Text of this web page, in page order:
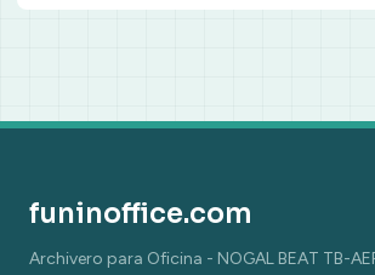
funinoffice.com
Archivero para Oficina - NOGAL BEAT TB-